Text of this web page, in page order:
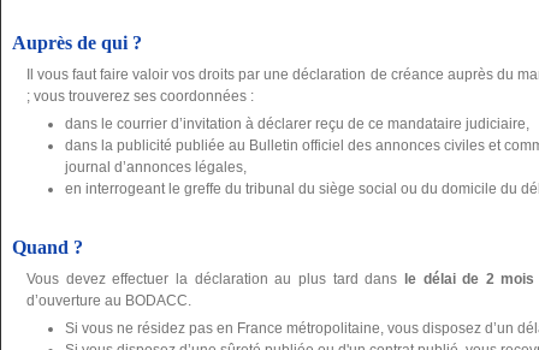
Auprès de qui ?
Il vous faut faire valoir vos droits par une déclaration de créance auprès du
; vous trouverez ses coordonnées :
dans le courrier d’invitation à déclarer reçu de ce mandataire judiciaire,
dans la publicité publiée au Bulletin officiel des annonces civiles et
journal d’annonces légales,
en interrogeant le greffe du tribunal du siège social ou du domicile du
Quand ?
Vous devez effectuer la déclaration au plus tard dans le délai de 2 mois
d’ouverture au BODACC.
Si vous ne résidez pas en France métropolitaine, vous disposez d’un